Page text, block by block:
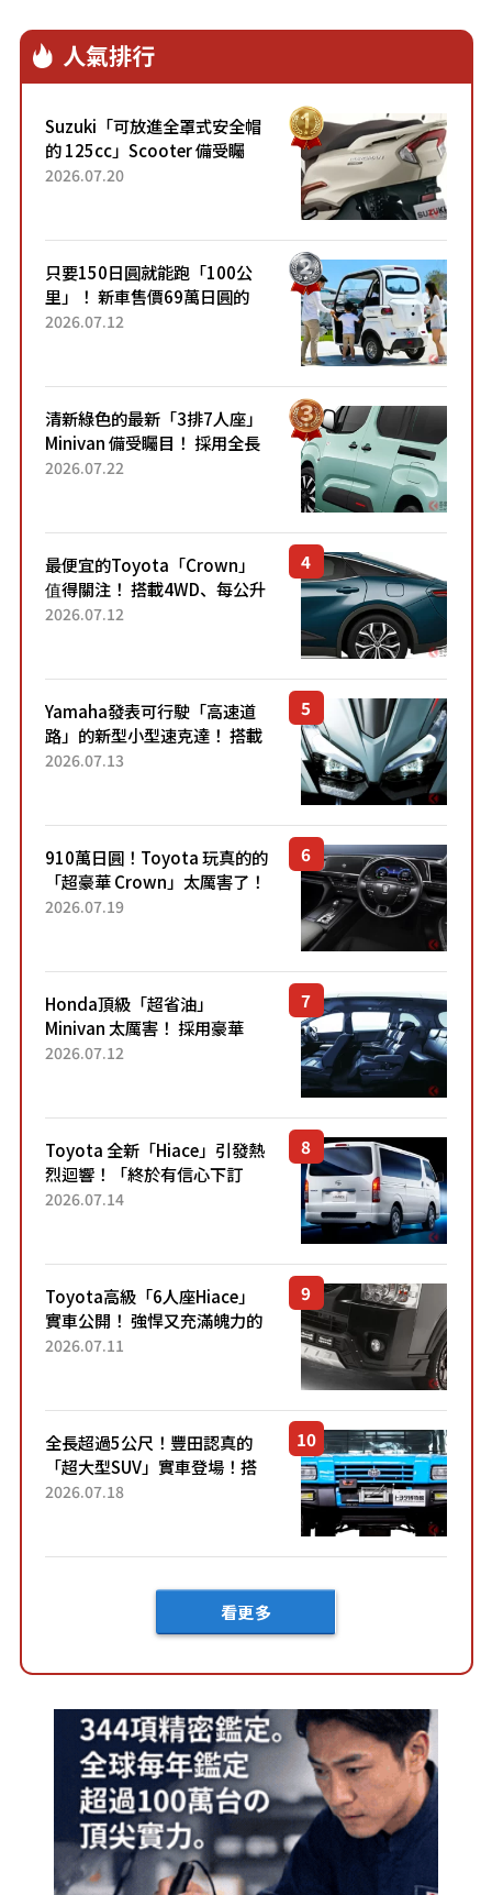
人氣排行
Suzuki「可放進全罩式安全帽
的 125cc」Scooter 備受矚
目！採用全新流線設計與各項
2026.07.20
只要150日圓就能跑「100公
里」！ 新車售價69萬日圓的
「3人座」Trike大受歡迎！ 順
2026.07.12
清新綠色的最新「3排7人座」
Minivan 備受矚目！ 採用全長
4.7公尺剛剛好的車身尺寸與
2026.07.22
最便宜的Toyota「Crown」
值得關注！ 搭載4WD、每公升
22.4公里低油耗表現超亮眼！
2026.07.12
Yamaha發表可行駛「高速道
路」的新型小型速克達！ 搭載
能享受超強勁「渦輪感」的動
2026.07.13
910萬日圓！Toyota 玩真的的
「超豪華 Crown」太厲害了！
採用由「匠人技藝」打造的
2026.07.19
Honda頂級「超省油」
Minivan 太厲害！ 採用豪華
「真皮座椅」與專屬「黑色內
「三...
2026.07.12
Toyota 全新「Hiace」引發熱
烈迴響！「終於有信心下訂
了！」「哪個等級交車最
車？...
2026.07.14
Toyota高級「6人座Hiace」
實車公開！ 強悍又充滿魄力的
「全黑設計」搭配特別「豪華
2026.07.11
全長超過5公尺！豐田認真的
「超大型SUV」實車登場！搭
載後輪也會轉向的「四輪轉
「Mega C...
2026.07.18
看更多